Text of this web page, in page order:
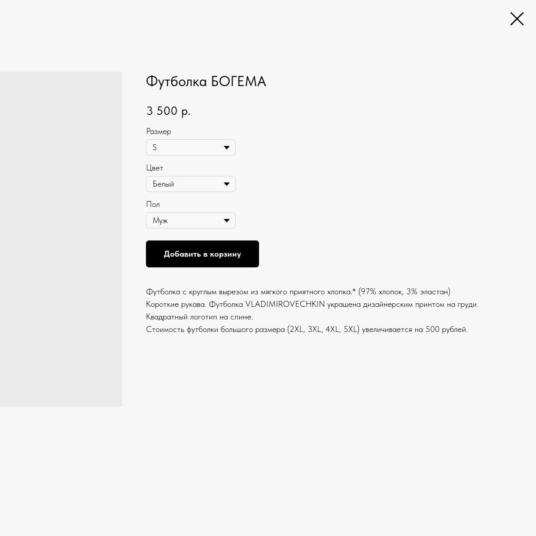
Футболка БОГЕМА
3 500 р.
Размер
Цвет
Пол
Добавить в корзину
Футболка c круглым вырезом из мягкого приятного хлопка.* (97% хлопок, 3% эластан)
Короткие рукава. Футболка VLADIMIROVECHKIN украшена дизайнерским принтом на груди.
Квадратный логотип на спине.
Стоимость футболки большого размера (2XL, 3XL, 4XL, 5XL) увеличивается на 500 рублей.